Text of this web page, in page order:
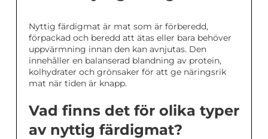
Nyttig färdigmat är mat som är förberedd,
förpackad och beredd att ätas eller bara behöver
uppvärmning innan den kan avnjutas. Den
innehåller en balanserad blandning av protein,
kolhydrater och grönsaker för att ge näringsrik
mat när tiden är knapp.
Vad finns det för olika typer
av nyttig färdigmat?